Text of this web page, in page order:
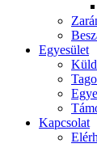
Egyesület
Kapcsolat